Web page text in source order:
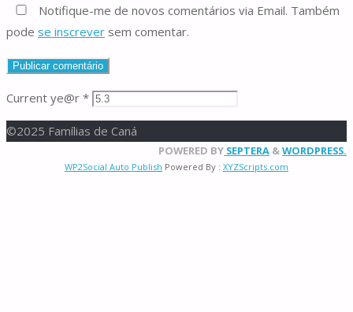
Notifique-me de novos comentários via Email. Também
pode se inscrever sem comentar.
Current ye@r *
©2025 Famílias de Caná
POWERED BY SEPTERA &WORDPRESS.
WP2Social Auto Publish Powered By : XYZScripts.com